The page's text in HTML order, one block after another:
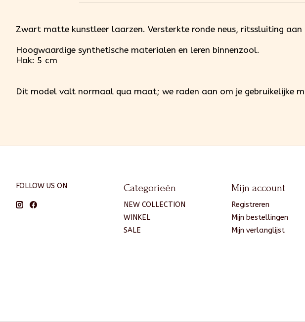
Zwart matte kunstleer laarzen. Versterkte ronde neus, ritssluiting
Hoogwaardige synthetische materialen en leren binnenzool.
Hak: 5 cm
Dit model valt normaal qua maat; we raden aan om je gebruikelijke
FOLLOW US ON Categorieën
NEW COLLECTION
WINKEL
SALE
Mijn account
Registreren
Mijn bestellingen
Mijn verlanglijst